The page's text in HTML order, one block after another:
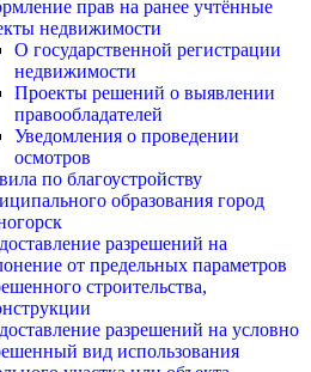
прав на ранее учтённые
недвижимости
О государственной регистрации
недвижимости
Проекты решений о выявлении
правообладателей
Уведомления о проведении
осмотров
по благоустройству
образования город
разрешений на
от предельных параметров
строительства,
разрешений на условно
вид использования